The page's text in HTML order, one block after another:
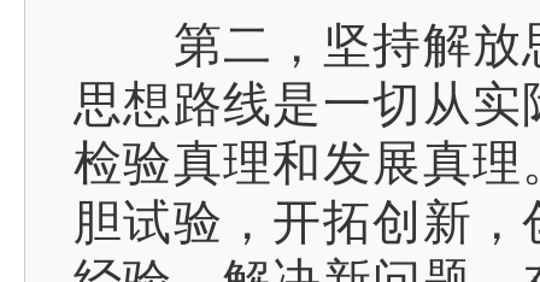
第二，坚持解放
思想路线是一切从
检验真理和发展真
胆试验，开拓创新